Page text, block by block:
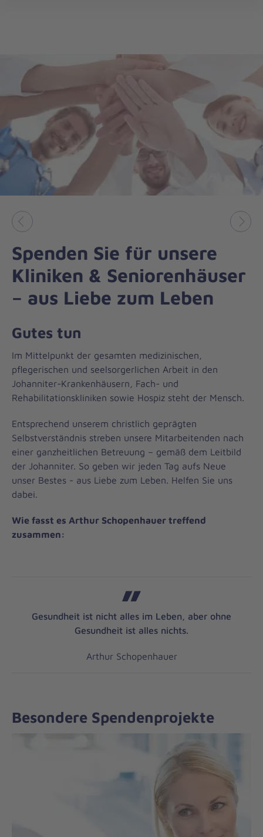
Vorheriges
Spenden Sie für unsere
Kliniken & Seniorenhäuser
– aus Liebe zum Leben
Gutes tun
Im Mittelpunkt der gesamten medizinischen,
pflegerischen und seelsorgerlichen Arbeit in den
Johanniter-Krankenhäusern, Fach- und
Rehabilitationskliniken sowie Hospiz steht der Mensch.
Entsprechend unserem christlich geprägten
Selbstverständnis streben unsere Mitarbeitenden nach
einer ganzheitlichen Betreuung – gemäß dem Leitbild
der Johanniter. So geben wir jeden Tag aufs Neue
unser Bestes - aus Liebe zum Leben. Helfen Sie uns
dabei.
Wie fasst es Arthur Schopenhauer treffend
zusammen:
Gesundheit ist nicht alles im Leben, aber ohne
Gesundheit ist alles nichts.
Arthur Schopenhauer
Besondere Spendenprojekte